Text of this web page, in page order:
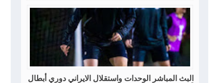
البث المباشر الوحدات واستقلال الايراني دوري أبطال